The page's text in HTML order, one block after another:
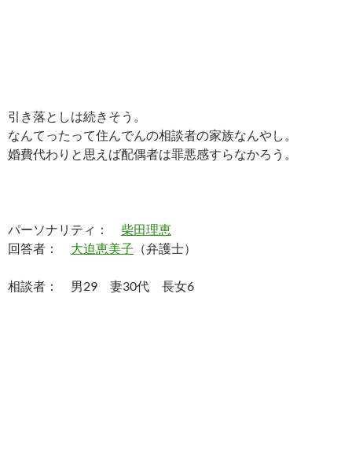
引き落としは続きそう。
なんてったって住んでんの相談者の家族なんやし。
婚費代わりと思えば配偶者は罪悪感すらなかろう。
パーソナリティ： 柴田理恵
回答者： 大迫恵美子 （弁護士）
相談者： 男29 妻30代 長女6